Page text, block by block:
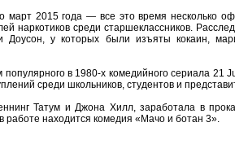
март 2015 года — все это время несколько
наркотиков среди старшеклассников.
Доусон, у которых были изъяты кокаин,
в 1980-х комедийного сериала 21
среди школьников, студентов и
Татум и Джона Хилл, заработала в
находится комедия «Мачо и ботан 3».